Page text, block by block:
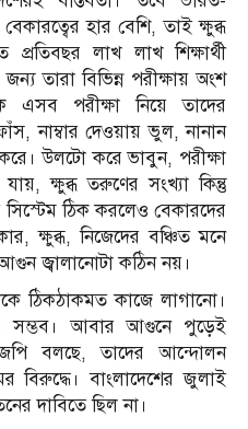
হার বেশি, তাই ক্ষুব্ধ
লাখ লাখ শিক্ষার্থী
তারা বিভিন্ন পরীক্ষায় অংশ
এসব পরীক্ষা নিয়ে তাদের
নাম্বার দেওয়ায় ভুল, নানান
করে। উলটো করে ভাবুন, পরীক্ষা
ক্ষুব্ধ তরুণের সংখ্যা কিন্তু
সিস্টেম ঠিক করলেও বেকারদের
ক্ষুব্ধ, নিজেদের বঞ্চিত মনে
জ্বালানোটা কঠিন নয়।
ঠিকঠাকমত কাজে লাগানো।
সম্ভব। আবার আগুনে পুড়েই
বলছে, তাদের আন্দোলন
বিরুদ্ধে। বাংলাদেশের জুলাই
দাবিতে ছিল না।